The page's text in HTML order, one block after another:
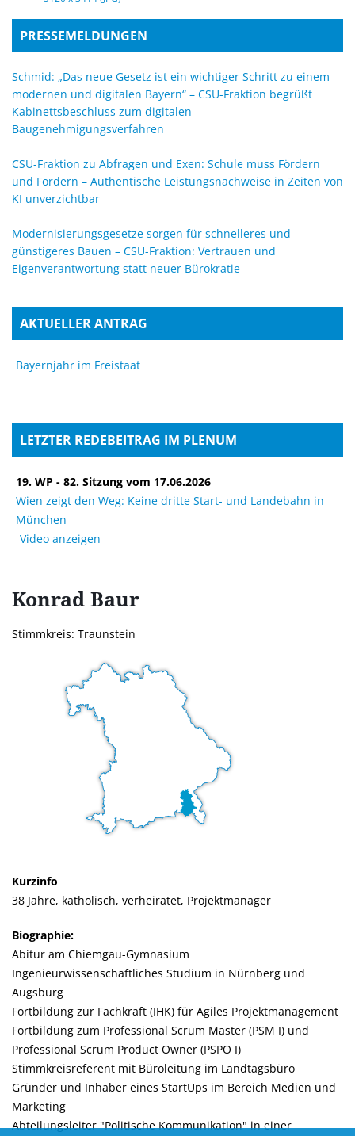
PRESSEMELDUNGEN
Schmid: „Das neue Gesetz ist ein wichtiger Schritt zu einem
modernen und digitalen Bayern“ – CSU-Fraktion begrüßt
Kabinettsbeschluss zum digitalen
Baugenehmigungsverfahren
CSU-Fraktion zu Abfragen und Exen: Schule muss Fördern
und Fordern – Authentische Leistungsnachweise in Zeiten von
KI unverzichtbar
Modernisierungsgesetze sorgen für schnelleres und
günstigeres Bauen – CSU-Fraktion: Vertrauen und
Eigenverantwortung statt neuer Bürokratie
AKTUELLER ANTRAG
Bayernjahr im Freistaat
LETZTER REDEBEITRAG IM PLENUM
19. WP - 82. Sitzung vom 17.06.2026
Wien zeigt den Weg: Keine dritte Start- und Landebahn in
München
Video anzeigen
Konrad Baur
Stimmkreis: Traunstein
Kurzinfo
38 Jahre, katholisch, verheiratet, Projektmanager
Biographie:
Abitur am Chiemgau-Gymnasium
Ingenieurwissenschaftliches Studium in Nürnberg und
Augsburg
Fortbildung zur Fachkraft (IHK) für Agiles Projektmanagement
Fortbildung zum Professional Scrum Master (PSM I) und
Professional Scrum Product Owner (PSPO I)
Stimmkreisreferent mit Büroleitung im Landtagsbüro
Gründer und Inhaber eines StartUps im Bereich Medien und
Marketing
Abteilungsleiter "Politische Kommunikation" in einer